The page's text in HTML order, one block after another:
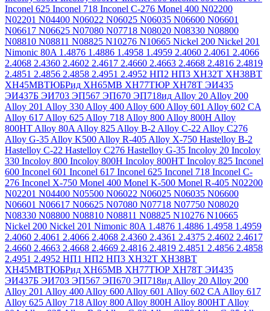
Inconel 625 Inconel 718 Inconel C-276 Monel 400 N02200
N02201 N04400 N06022 N06025 N06035 N06600 N06601
N06617 N06625 N07080 N07718 N08020 N08330 N08800
N08810 N08811 N08825 N10276 N10665 Nickel 200 Nickel 201
Nimonic 80A 1.4876 1.4886 1.4958 1.4959 2.4060 2.4061 2.4066
2.4068 2.4360 2.4602 2.4617 2.4660 2.4663 2.4668 2.4816 2.4819
2.4851 2.4856 2.4858 2.4951 2.4952 НП2 НП3 ХН32Т ХН38ВТ
ХН45МВТЮБРид ХН65МВ ХН77ТЮР ХН78Т ЭИ435
ЭИ437Б ЭИ703 ЭП567 ЭП670 ЭП718ид Alloy 20 Alloy 200
Alloy 201 Alloy 330 Alloy 400 Alloy 600 Alloy 601 Alloy 602 CA
Alloy 617 Alloy 625 Alloy 718 Alloy 800 Alloy 800H Alloy
800HT Alloy 80A Alloy 825 Alloy B-2 Alloy C-22 Alloy C276
Alloy G-35 Alloy K500 Alloy R-405 Alloy X-750 Hastelloy B-2
Hastelloy C-22 Hastelloy C276 Hastelloy G-35 Incoloy 20 Incoloy
330 Incoloy 800 Incoloy 800H Incoloy 800HT Incoloy 825 Inconel
600 Inconel 601 Inconel 617 Inconel 625 Inconel 718 Inconel C-
276 Inconel X-750 Monel 400 Monel K-500 Monel R-405 N02200
N02201 N04400 N05500 N06022 N06025 N06035 N06600
N06601 N06617 N06625 N07080 N07718 N07750 N08020
N08330 N08800 N08810 N08811 N08825 N10276 N10665
Nickel 200 Nickel 201 Nimonic 80A 1.4876 1.4886 1.4958 1.4959
2.4060 2.4061 2.4066 2.4068 2.4360 2.4361 2.4375 2.4602 2.4617
2.4660 2.4663 2.4668 2.4669 2.4816 2.4819 2.4851 2.4856 2.4858
2.4951 2.4952 НП1 НП2 НП3 ХН32Т ХН38ВТ
ХН45МВТЮБРид ХН65МВ ХН77ТЮР ХН78Т ЭИ435
ЭИ437Б ЭИ703 ЭП567 ЭП670 ЭП718ид Alloy 20 Alloy 200
Alloy 201 Alloy 400 Alloy 600 Alloy 601 Alloy 602 CA Alloy 617
Alloy 625 Alloy 718 Alloy 800 Alloy 800H Alloy 800HT Alloy